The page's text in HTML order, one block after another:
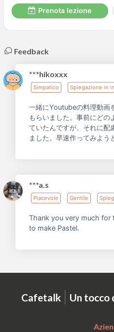
Prenota lezione
Feedback
***hikoxxx
Simpatico Spiegazione in
一緒にYoutubeの料理動画
もらいました。事前にどの
ていたんですが、それに配
ました。早速作ってみよう
***a.s
Piacevole Gentile
Thank you very much for
to make Pastel.
Cafetalk | Un tocco